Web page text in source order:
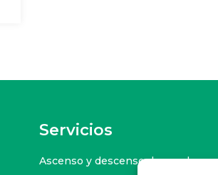
Servicios
Ascenso y descenso de escaleras